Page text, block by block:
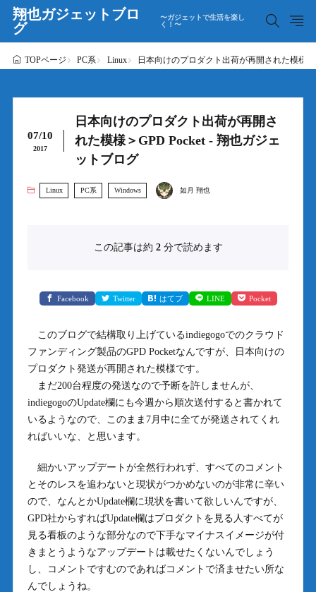
翔也ガジェットブロ
グ
〜ガジェットで生活を楽し
く！〜
TOPページ PC系 Linux 日本向けのプロダクト出荷が再開された模様
07/10
2017
日本向けのプロダクト出荷が再開さ
れた模様＞GPD Pocket - 翔也ガジェ
ットブログ
Linux PC系 Windows 如月 翔也
この記事は約 2分で読めます
Facebook Twitter はてブ LINE Pocket
このブログで結構取り上げているindiegogoでのクラウド
ファンディング製品のGPD Pocketなんですが、日本向けの
プロダクト発送が再開された模様です。
まだ200台程度の発送なので予断を許しませんが、
indiegogoのUpdate欄にも今週から順次送付すると書かれて
いるようなので、このまま7月中に全てが発送されてくれ
ればいいな、と思います。
細かいアップデートが全然行われず、すべてのコメント
とそのレスを追わないと現状がつかめないのが非常に辛い
ので、なんとかUpdate欄に現状を書いて欲しいんですが、
GPD社からすればUpdate欄はプロダクトを見る人すべてが
見る看板のような部分なので下手なマイナスイメージが付
きまとうようなアップデートは載せたくないんでしょう
し、コメントですむのであればコメントで済ませたい所な
んでしょうね。